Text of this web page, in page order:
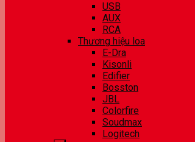
USB
AUX
RCA
Thương hiệu loa
E-Dra
Kisonli
Edifier
Bosston
JBL
Colorfire
Soudmax
Logitech